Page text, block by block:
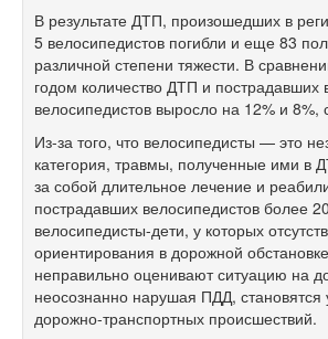
В результате ДТП, произошедших в
5 велосипедистов погибли и еще 83
различной степени тяжести. В
годом количество ДТП и пострадавших
велосипедистов выросло на 12% и 8%,
Из-за того, что велосипедисты — это
категория, травмы, полученные ими в
за собой длительное лечение и
пострадавших велосипедистов более
велосипедисты-дети, у которых
ориентирования в дорожной
неправильно оценивают ситуацию на
неосознанно нарушая ПДД, становятся
дорожно-транспортных происшествий.